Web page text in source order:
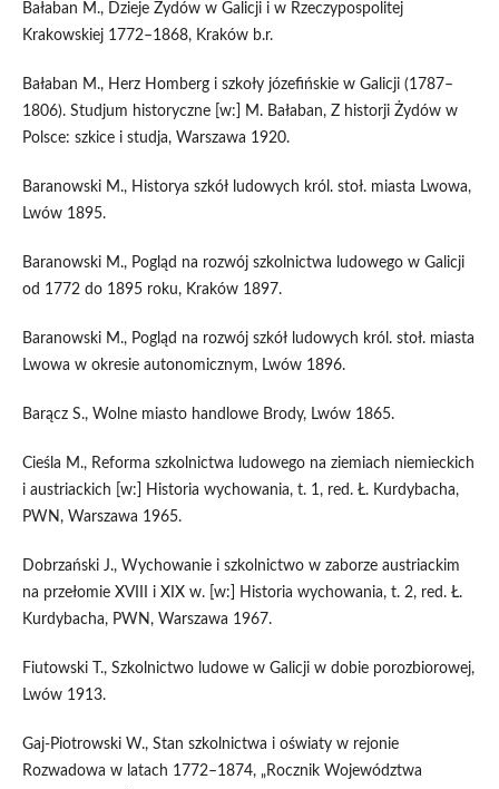
Bałaban M., Dzieje Żydów w Galicji i w Rzeczypospolitej
Krakowskiej 1772–1868, Kraków b.r.
Bałaban M., Herz Homberg i szkoły józefińskie w Galicji (1787–
1806). Studjum historyczne [w:] M. Bałaban, Z historji Żydów w
Polsce: szkice i studja, Warszawa 1920.
Baranowski M., Historya szkół ludowych król. stoł. miasta Lwowa,
Lwów 1895.
Baranowski M., Pogląd na rozwój szkolnictwa ludowego w Galicji
od 1772 do 1895 roku, Kraków 1897.
Baranowski M., Pogląd na rozwój szkół ludowych król. stoł. miasta
Lwowa w okresie autonomicznym, Lwów 1896.
Barącz S., Wolne miasto handlowe Brody, Lwów 1865.
Cieśla M., Reforma szkolnictwa ludowego na ziemiach niemieckich
i austriackich [w:] Historia wychowania, t. 1, red. Ł. Kurdybacha,
PWN, Warszawa 1965.
Dobrzański J., Wychowanie i szkolnictwo w zaborze austriackim
na przełomie XVIII i XIX w. [w:] Historia wychowania, t. 2, red. Ł.
Kurdybacha, PWN, Warszawa 1967.
Fiutowski T., Szkolnictwo ludowe w Galicji w dobie porozbiorowej,
Lwów 1913.
Gaj-Piotrowski W., Stan szkolnictwa i oświaty w rejonie
Rozwadowa w latach 1772–1874, „Rocznik Województwa